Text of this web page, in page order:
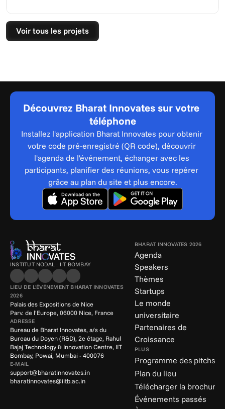
Voir tous les projets
Découvrez Bharat Innovates sur votre
téléphone
Installez l'application Bharat Innovates pour obtenir
votre code pré-enregistré (QR code), découvrir
l'agenda de l'événement, échanger avec les
participants, planifier des réunions, vous repérer
grâce au plan du site et plus encore.
INSTITUT NODAL : IIT BOMBAY
LIEU DE L'ÉVÉNEMENT BHARAT INNOVATES
2026
Palais des Expositions de Nice
Parv. de l'Europe, 06000 Nice, France
ADRESSE
Bureau de Bharat Innovates, a/s du
Bureau du Doyen (R&D), 2e étage, Rahul
Bajaj Technology & Innovation Centre, IIT
Bombay, Powai, Mumbai - 400076
E-MAIL
support@bharatinnovates.in
bharatinnovates@iitb.ac.in
BHARAT INNOVATES 2026
Agenda
Speakers
Thèmes
Startups
Le monde
universitaire
Partenaires de
Croissance
PLUS
Programme des pitchs
Plan du lieu
Télécharger la brochure
Événements passés